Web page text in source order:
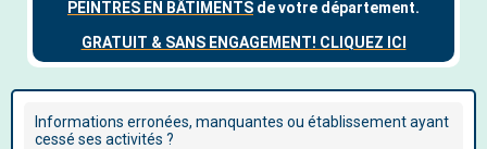
Informations erronées, manquantes ou établissement ayant
cessé ses activités ?